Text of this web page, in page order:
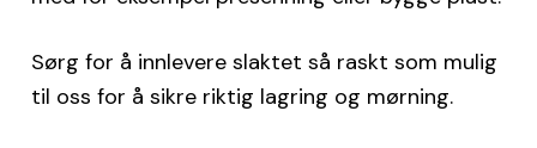
Sørg for å innlevere slaktet så raskt som mulig
til oss for å sikre riktig lagring og mørning.